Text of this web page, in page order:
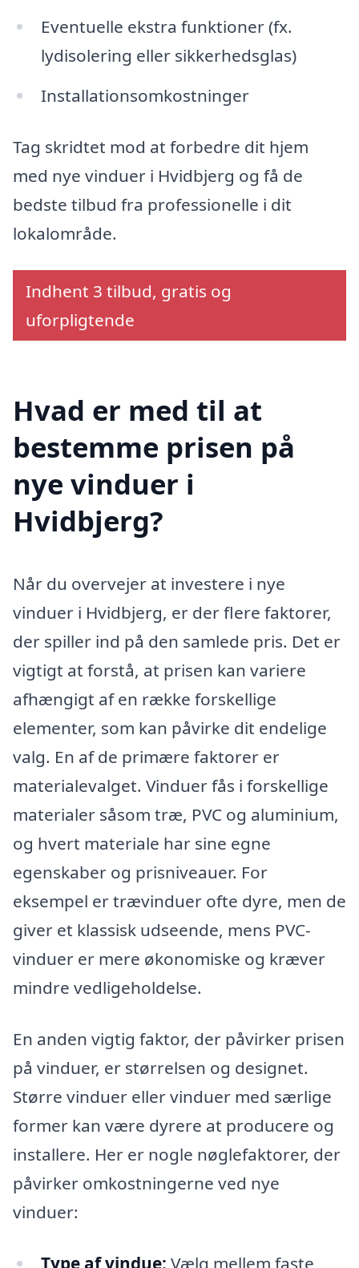
Eventuelle ekstra funktioner (fx.
lydisolering eller sikkerhedsglas)
Installationsomkostninger
Tag skridtet mod at forbedre dit hjem
med nye vinduer i Hvidbjerg og få de
bedste tilbud fra professionelle i dit
lokalområde.
Indhent 3 tilbud, gratis og
uforpligtende
Hvad er med til at
bestemme prisen på
nye vinduer i
Hvidbjerg?
Når du overvejer at investere i nye
vinduer i Hvidbjerg, er der flere faktorer,
der spiller ind på den samlede pris. Det er
vigtigt at forstå, at prisen kan variere
afhængigt af en række forskellige
elementer, som kan påvirke dit endelige
valg. En af de primære faktorer er
materialevalget. Vinduer fås i forskellige
materialer såsom træ, PVC og aluminium,
og hvert materiale har sine egne
egenskaber og prisniveauer. For
eksempel er trævinduer ofte dyre, men de
giver et klassisk udseende, mens PVC-
vinduer er mere økonomiske og kræver
mindre vedligeholdelse.
En anden vigtig faktor, der påvirker prisen
på vinduer, er størrelsen og designet.
Større vinduer eller vinduer med særlige
former kan være dyrere at producere og
installere. Her er nogle nøglefaktorer, der
påvirker omkostningerne ved nye
vinduer:
Type af vindue: Vælg mellem faste,